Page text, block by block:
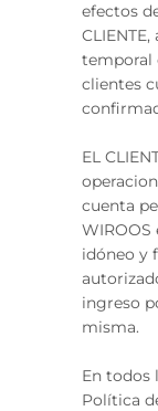
efectos
temporal
clientes
EL
cuenta
idóneo y
ingreso
misma.
En todos
Política